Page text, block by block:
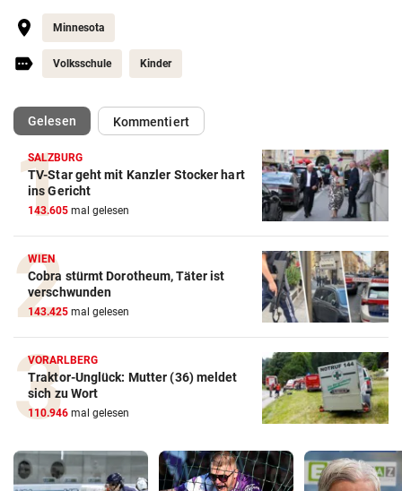
Minnesota
Volksschule Kinder
Gelesen(ausgewählt)Kommentiert
SALZBURG
TV-Star geht mit Kanzler Stocker hart
ins Gericht
143.605 mal gelesen
WIEN
Cobra stürmt Dorotheum, Täter ist
verschwunden
143.425 mal gelesen
VORARLBERG
Traktor-Unglück: Mutter (36) meldet
sich zu Wort
110.946 mal gelesen